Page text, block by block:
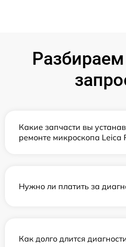
Какие запчасти вы
ремонте микроскопа Leica
Нужно ли платить за
Как долго длится